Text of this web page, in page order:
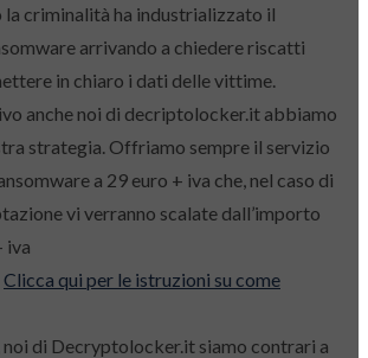
criminalità ha industrializzato il
arrivando a chiedere riscatti
in chiaro i dati delle vittime.
anche noi di decriptolocker.it abbiamo
strategia. Offriamo sempre il servizio
a 29 euro + iva che, nel caso di
vi verranno scalate dall’importo
iva
Clicca qui per le istruzioni su come
di Decryptolocker.it siamo contrari a